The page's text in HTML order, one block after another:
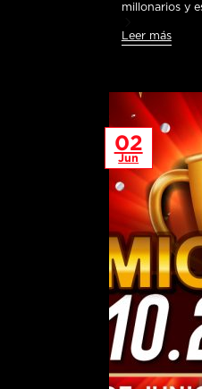
millonarios y
Leer más
02
Jun